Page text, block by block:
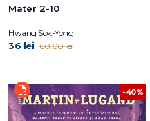
Mater 2-10
Hwang Sok-Yong
36 lei 60.00 lei
-40%